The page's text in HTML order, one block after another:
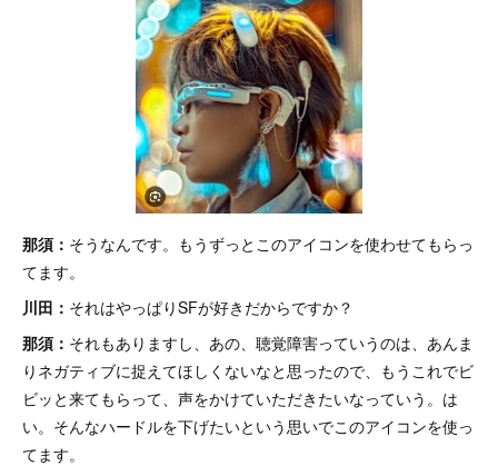
那須： そうなんです。もうずっとこのアイコンを使わせてもらっ
てます。
川田： それはやっぱりSFが好きだからですか？
那須： それもありますし、あの、聴覚障害っていうのは、あんま
りネガティブに捉えてほしくないなと思ったので、もうこれでビ
ビッと来てもらって、声をかけていただきたいなっていう。は
い。そんなハードルを下げたいという思いでこのアイコンを使っ
てます。